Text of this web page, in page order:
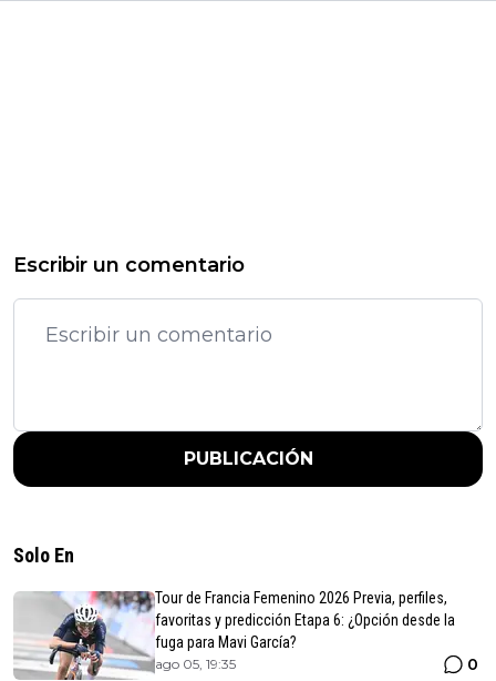
Escribir un comentario
PUBLICACIÓN
Solo En
Tour de Francia Femenino 2026 Previa, perfiles,
favoritas y predicción Etapa 6: ¿Opción desde la
fuga para Mavi García?
ago 05, 19:35 0